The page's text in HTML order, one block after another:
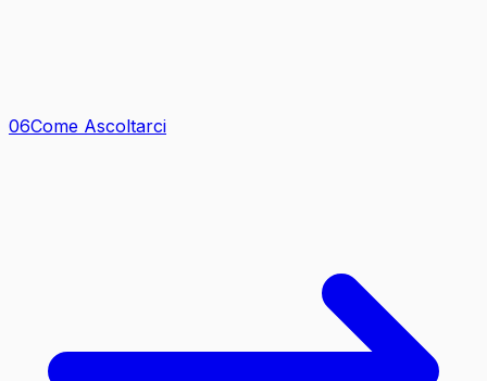
06Come Ascoltarci